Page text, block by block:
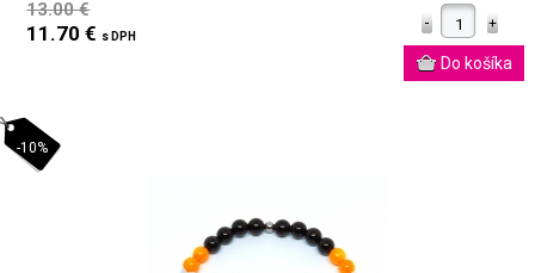
13.00 €
11.70 € s DPH
-10%